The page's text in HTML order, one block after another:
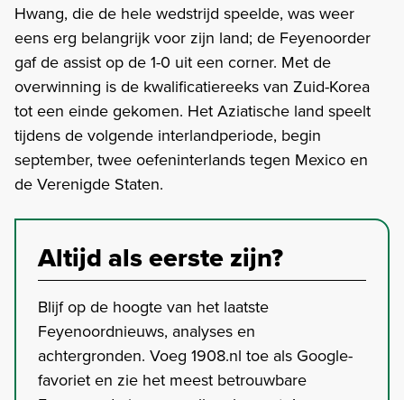
Hwang, die de hele wedstrijd speelde, was weer
eens erg belangrijk voor zijn land; de Feyenoorder
gaf de assist op de 1-0 uit een corner. Met de
overwinning is de kwalificatiereeks van Zuid-Korea
tot een einde gekomen. Het Aziatische land speelt
tijdens de volgende interlandperiode, begin
september, twee oefeninterlands tegen Mexico en
de Verenigde Staten.
Altijd als eerste zijn?
Blijf op de hoogte van het laatste
Feyenoordnieuws, analyses en
achtergronden. Voeg 1908.nl toe als Google-
favoriet en zie het meest betrouwbare